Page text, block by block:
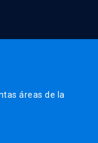
áreas de la